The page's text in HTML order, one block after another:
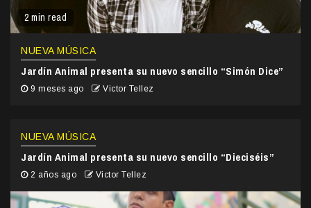
2 min read
NUEVA MÚSICA
Jardín Animal presenta su nuevo sencillo “Simón Dice”
9 meses ago Victor Tellez
NUEVA MÚSICA
Jardín Animal presenta su nuevo sencillo “Dieciséis”
2 años ago Victor Tellez